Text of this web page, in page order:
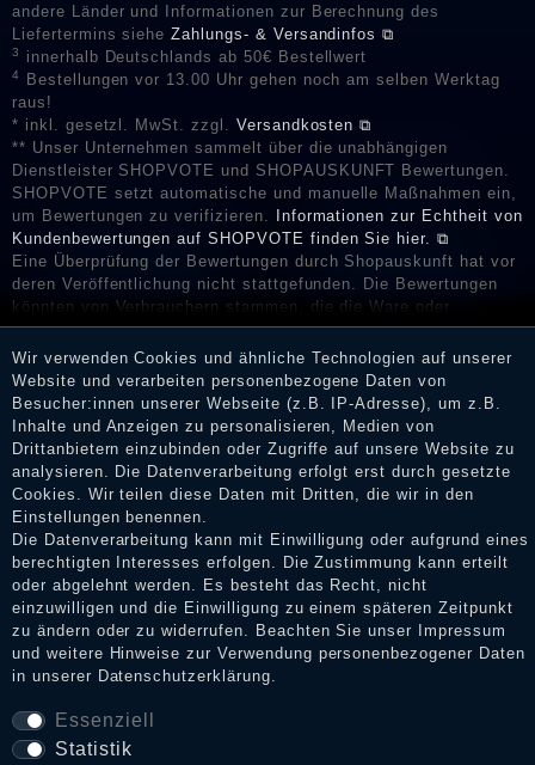
andere Länder und Informationen zur Berechnung des
Liefertermins sieheZahlungs- & Versandinfos ⧉
3 innerhalb Deutschlands ab 50€ Bestellwert
4
Bestellungen vor 13.00 Uhr gehen noch am selben Werktag
raus!
* inkl. gesetzl. MwSt. zzgl. Versandkosten ⧉
** Unser Unternehmen sammelt über die unabhängigen
Dienstleister SHOPVOTE und SHOPAUSKUNFT Bewertungen.
SHOPVOTE setzt automatische und manuelle Maßnahmen ein,
um Bewertungen zu verifizieren.
Informationen zur Echtheit von
Kundenbewertungen auf SHOPVOTE finden Sie hier. ⧉
Eine Überprüfung der Bewertungen durch Shopauskunft hat vor
deren Veröffentlichung nicht stattgefunden. Die Bewertungen
könnten von Verbrauchern stammen, die die Ware oder
Dienstleistungen gar nicht erworben oder genutzt haben. Nach
Erhalt einer Benachrichtigungs-E-Mail können Händler die
Bewertungen verifizieren und über die erfolgte Verifizierung im
Shop informieren.
Impressum
Daten­schutz­erklärung
Widerrufs­recht
Wir verwenden Cookies und ähnliche Technologien auf unserer
Website und verarbeiten personenbezogene Daten von
Besucher:innen unserer Webseite (z.B. IP-Adresse), um z.B.
Inhalte und Anzeigen zu personalisieren, Medien von
Drittanbietern einzubinden oder Zugriffe auf unsere Website zu
analysieren. Die Datenverarbeitung erfolgt erst durch gesetzte
Cookies. Wir teilen diese Daten mit Dritten, die wir in den
Einstellungen benennen.
Die Datenverarbeitung kann mit Einwilligung oder aufgrund eines
berechtigten Interesses erfolgen. Die Zustimmung kann erteilt
oder abgelehnt werden. Es besteht das Recht, nicht
einzuwilligen und die Einwilligung zu einem späteren Zeitpunkt
zu ändern oder zu widerrufen. Beachten Sie unser
Impressum
und weitere Hinweise zur Verwendung personenbezogener Daten
in unserer Daten­schutz­erklärung.
Essenziell
Statistik